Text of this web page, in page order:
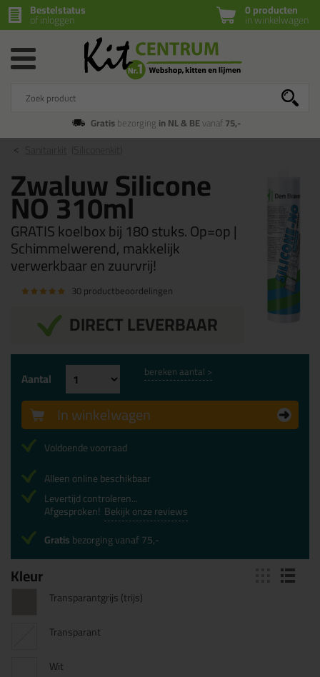
0 producten
in winkelwagen
Bestelstatus
of inloggen
Gratisbezorging in NL & BEvanaf75,-
Zwaluw Silicone
NO 310ml
GRATIS koelbox bij 180 stuks. Op=op |
Schimmelwerend, makkelijk
verwerkbaar en zuurvrij!
30 productbeoordelingen
DIRECT LEVERBAAR
Kleur
Transparantgrijs (trijs)
Transparant
Wit
Aantal bereken aantal >
In winkelwagen
Voldoende voorraad
Alleen online beschikbaar
Levertijd controleren...
Afgesproken! Bekijk onze reviews
Gratisbezorging vanaf 75,-